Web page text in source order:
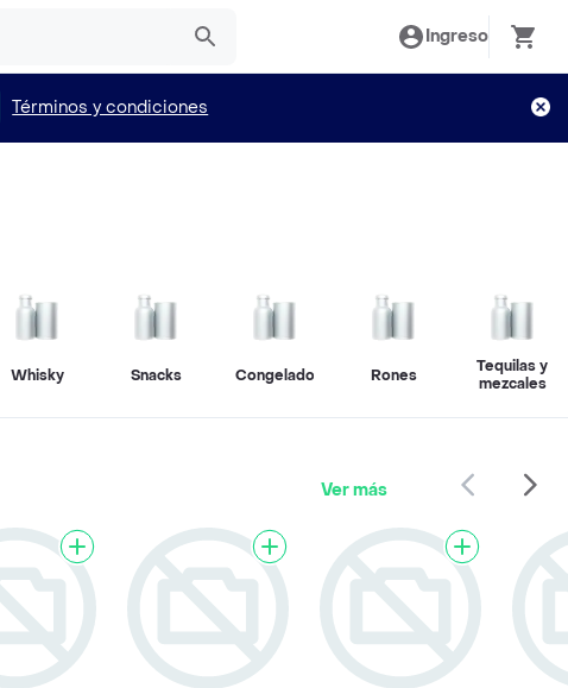
Ingreso
Términos y condiciones
Whisky Snacks Congelados Rones
Tequilas y
mezcales
Ver más